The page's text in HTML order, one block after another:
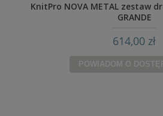
KnitPro NOVA METAL zestaw
GRANDE
614,00 zł
POWIADOM O